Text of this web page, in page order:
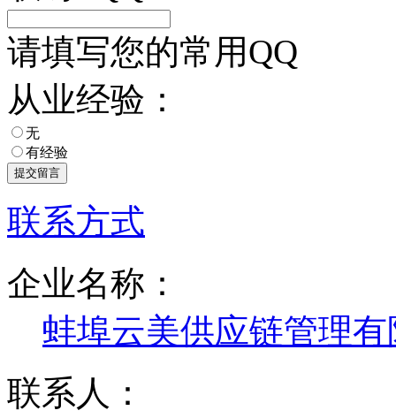
请填写您的常用QQ
从业经验：
无
有经验
联系方式
企业名称：
蚌埠云美供应链管理
联系人：